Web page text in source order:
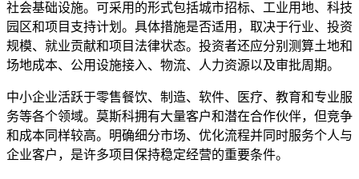
社会基础设施。可采用的形式包括城市招标、工业用地、科技
园区和项目支持计划。具体措施是否适用，取决于行业、投资
规模、就业贡献和项目法律状态。投资者还应分别测算土地和
场地成本、公用设施接入、物流、人力资源以及审批周期。
中小企业活跃于零售餐饮、制造、软件、医疗、教育和专业服
务等各个领域。莫斯科拥有大量客户和潜在合作伙伴，但竞争
和成本同样较高。明确细分市场、优化流程并同时服务个人与
企业客户，是许多项目保持稳定经营的重要条件。